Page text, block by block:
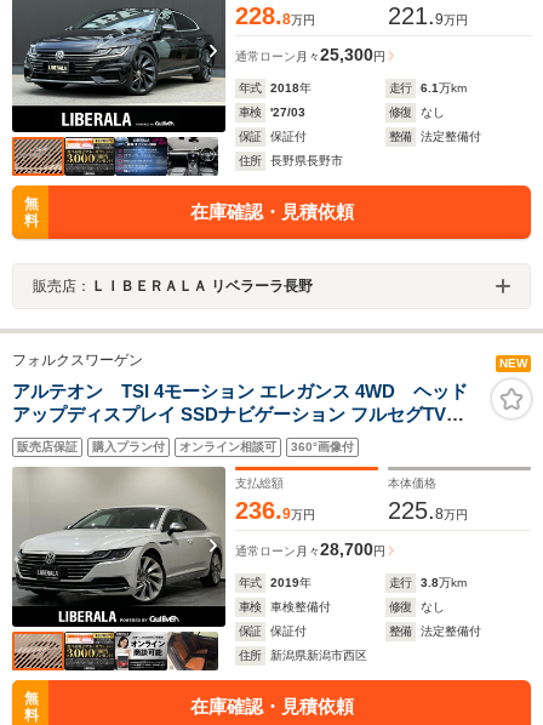
228.8万円 221.9万円
通常ローン 月々25,300円
年式 2018年 走行 6.1万km
車検
'27/03 修復
なし
保証
保証付 整備
法定整備付
住所
長野県長野市
無
料
在庫確認・見積依頼
販売店： ＬＩＢＥＲＡＬＡ リベラーラ長野
フォルクスワーゲン NEW
アルテオン TSI 4モーション エレガンス 4WD ヘッド
アップディスプレイ SSDナビゲーション フルセグTV
Bluetooth Apple CarPlay Android Auto オールインセー
フティ アダプティブクルーズコントロール アラウンドビ
ューカメラ フロントシートヒーター ドラレコ
販売店保証 購入プラン付 オンライン相談可 360°画像付
支払総額
236.9万円
本体価格
225.8万円
通常ローン 月々28,700円
年式 2019年 走行 3.8万km
車検
車検整備付 修復
なし
保証
保証付 整備
法定整備付
住所
新潟県新潟市西区
無
料
在庫確認・見積依頼